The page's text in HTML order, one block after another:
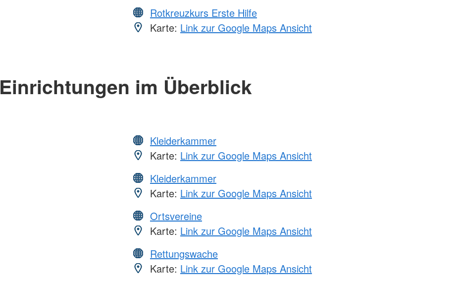
Rotkreuzkurs Erste Hilfe
Karte: Link zur Google Maps Ansicht
Einrichtungen im Überblick
Kleiderkammer
Karte: Link zur Google Maps Ansicht
Kleiderkammer
Karte: Link zur Google Maps Ansicht
Ortsvereine
Karte: Link zur Google Maps Ansicht
Rettungswache
Karte: Link zur Google Maps Ansicht